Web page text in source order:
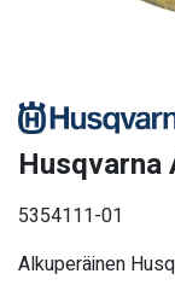
Husqvarna
5354111-01
Alkuperäinen